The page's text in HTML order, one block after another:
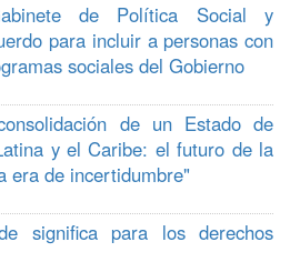
de Política Social y
para incluir a personas con
sociales del Gobierno
de un Estado de
y el Caribe: el futuro de la
era de incertidumbre"
significa para los derechos